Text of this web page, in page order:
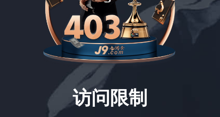
访问限制